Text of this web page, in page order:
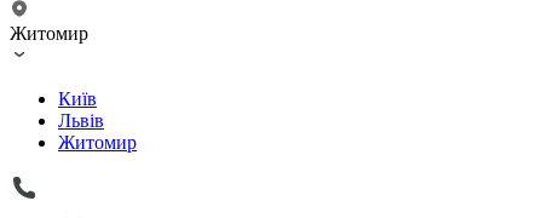
Житомир
Київ
Львів
Житомир